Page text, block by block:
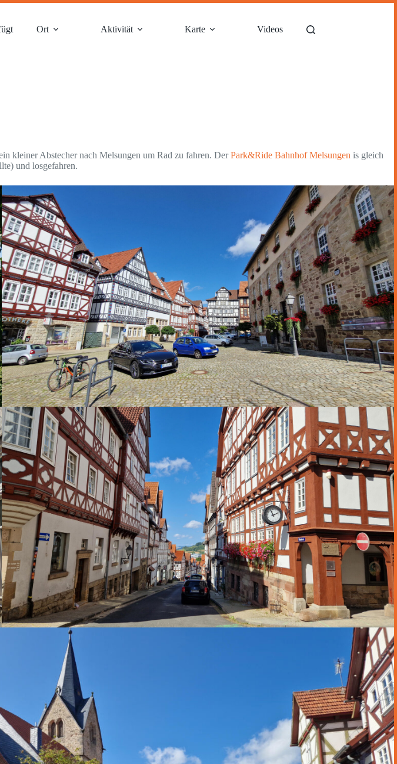
Ort Aktivität Karte Videos
kleiner Abstecher nach Melsungen um Rad zu fahren. DerPark&Ride Bahnhof Melsungen is gleich
und losgefahren.